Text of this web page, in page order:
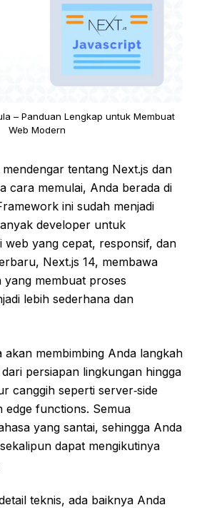
– Panduan Lengkap untuk Membuat
Web Modern
tentang Next.js dan
cara memulai, Anda berada di
ini sudah menjadi
developer untuk
web yang cepat, responsif, dan
Next.js 14, membawa
membuat proses
lebih sederhana dan
akan membimbing Anda langkah
persiapan lingkungan hingga
canggih seperti server‑side
edge functions. Semua
yang santai, sehingga Anda
dapat mengikutinya
teknis, ada baiknya Anda